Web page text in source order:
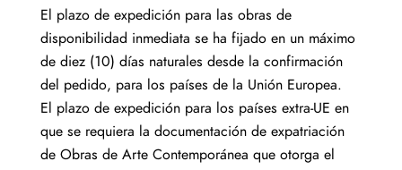
El plazo de expedición para las obras de
disponibilidad inmediata se ha fijado en un máximo
de diez (10) días naturales desde la confirmación
del pedido, para los países de la Unión Europea.
El plazo de expedición para los países extra-UE en
que se requiera la documentación de expatriación
de Obras de Arte Contemporánea que otorga el